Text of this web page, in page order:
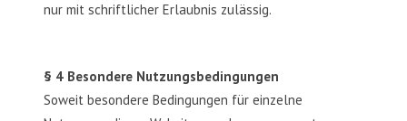
nur mit schriftlicher Erlaubnis zulässig.
§ 4 Besondere Nutzungsbedingungen
Soweit besondere Bedingungen für einzelne